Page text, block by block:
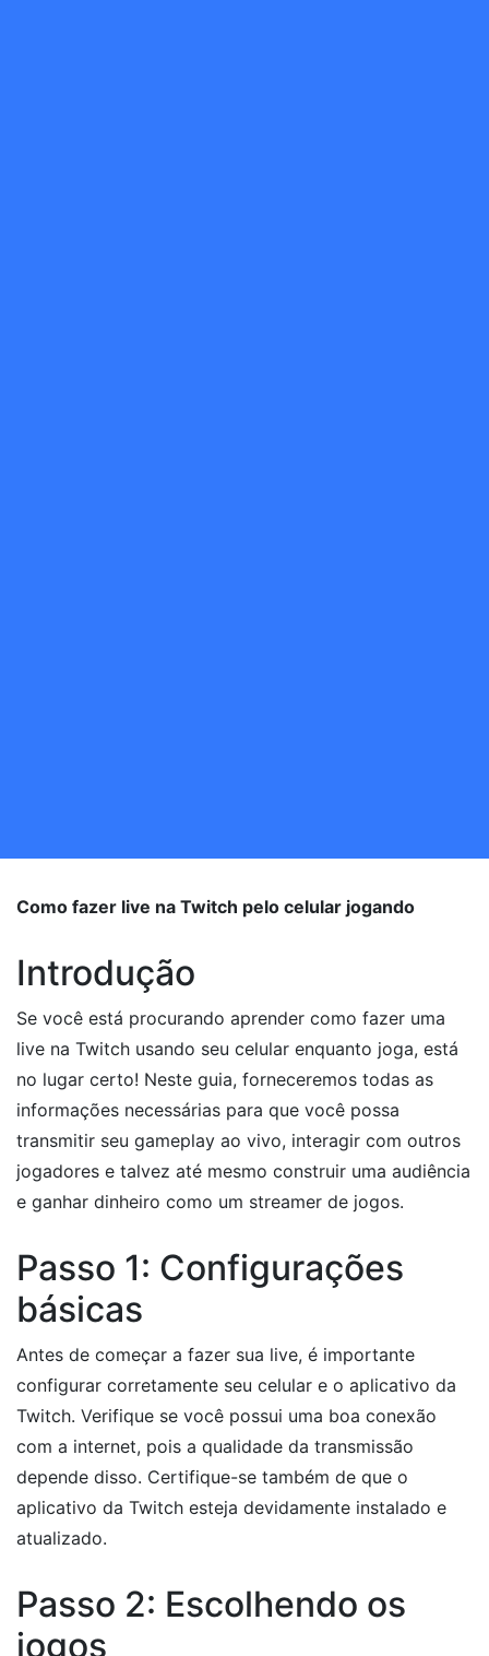
Como fazer live na Twitch pelo celular jogando
Introdução
Se você está procurando aprender como fazer uma
live na Twitch usando seu celular enquanto joga, está
no lugar certo! Neste guia, forneceremos todas as
informações necessárias para que você possa
transmitir seu gameplay ao vivo, interagir com outros
jogadores e talvez até mesmo construir uma audiência
e ganhar dinheiro como um streamer de jogos.
Passo 1: Configurações
básicas
Antes de começar a fazer sua live, é importante
configurar corretamente seu celular e o aplicativo da
Twitch. Verifique se você possui uma boa conexão
com a internet, pois a qualidade da transmissão
depende disso. Certifique-se também de que o
aplicativo da Twitch esteja devidamente instalado e
atualizado.
Passo 2: Escolhendo os
jogos